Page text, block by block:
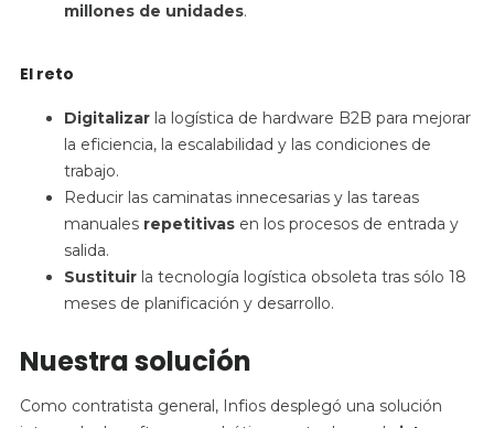
millones de unidades.
El reto
Digitalizar la logística de hardware B2B para mejorar
la eficiencia, la escalabilidad y las condiciones de
trabajo.
Reducir las caminatas innecesarias y las tareas
manuales repetitivas en los procesos de entrada y
salida.
Sustituir la tecnología logística obsoleta tras sólo 18
meses de planificación y desarrollo.
Nuestra solución
Como contratista general, Infios desplegó una solución